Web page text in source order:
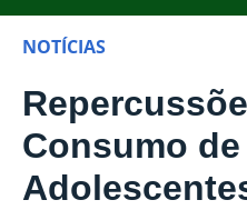
NOTÍCIAS
Consumo